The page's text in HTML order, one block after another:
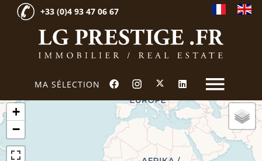
MA SÉLECTION
+33 (0)4 93 47 06 67
+
−